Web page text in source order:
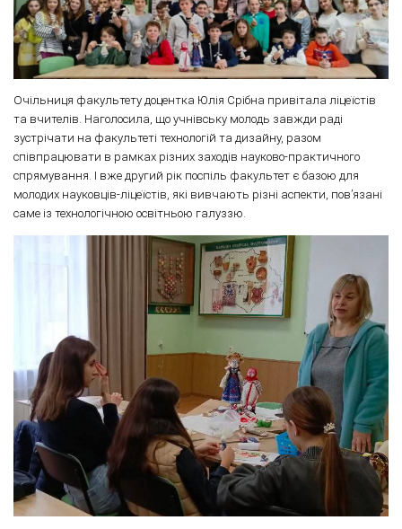
Очільниця факультету доцентка Юлія Срібна привітала ліцеїстів
та вчителів. Наголосила, що учнівську молодь завжди раді
зустрічати на факультеті технологій та дизайну, разом
співпрацювати в рамках різних заходів науково-практичного
спрямування. І вже другий рік поспіль факультет є базою для
молодих науковців-ліцеїстів, які вивчають різні аспекти, пов’язані
саме із технологічною освітньою галуззю.